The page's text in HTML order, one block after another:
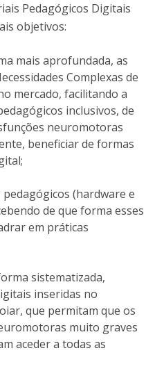
Pedagógicos Digitais
objetivos:
mais aprofundada, as
Complexas de
mercado, facilitando a
inclusivos, de
neuromotoras
beneficiar de formas
(hardware e
de que forma esses
em práticas
sistematizada,
inseridas no
que permitam que os
muito graves
aceder a todas as